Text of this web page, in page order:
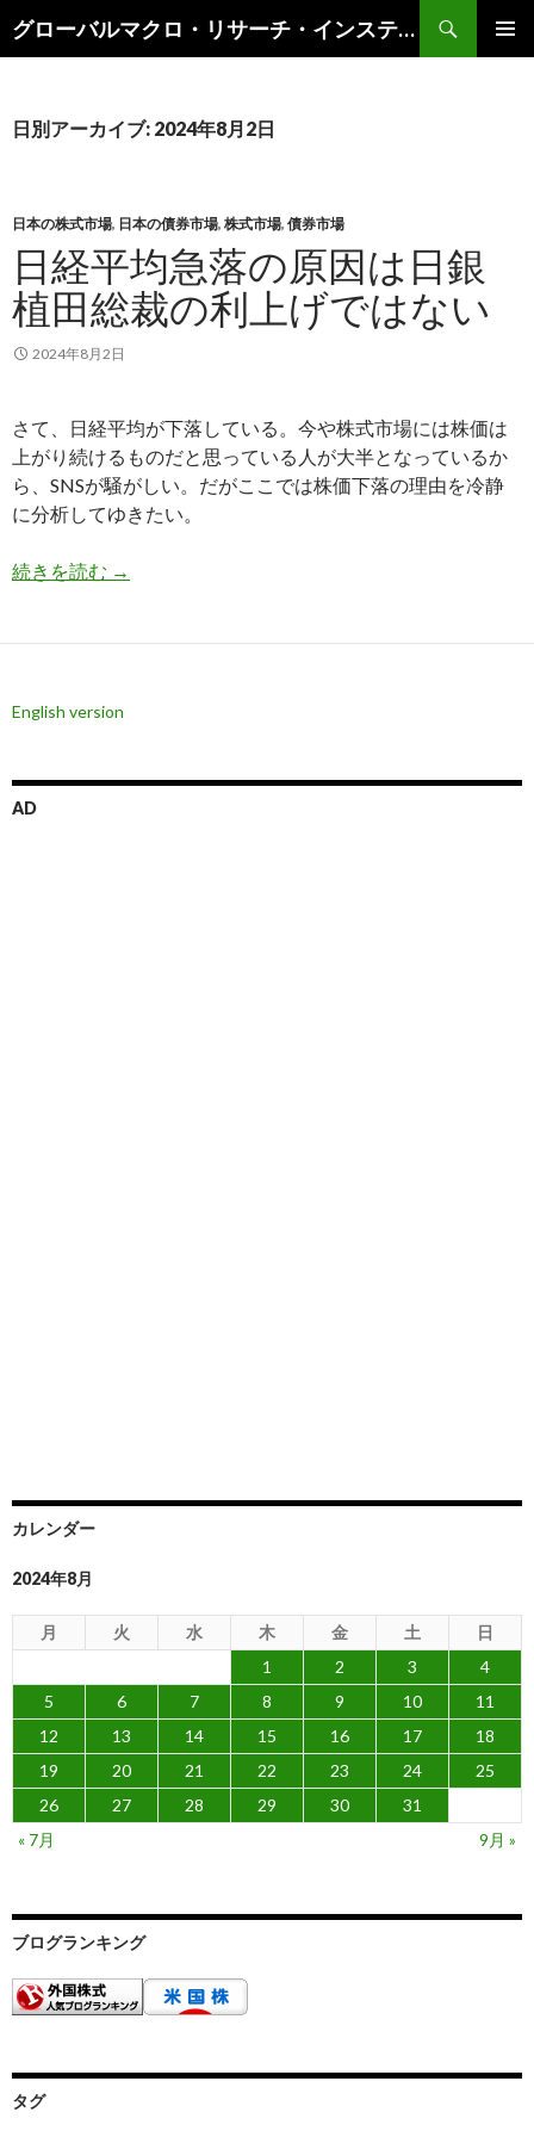
グローバルマクロ・リサーチ・インスティテュート
索
ン
キ
ッ
プ
日別アーカイブ: 2024年8月2日
日本の株式市場, 日本の債券市場, 株式市場, 債券市場
日経平均急落の原因は日銀
植田総裁の利上げではない
2024年8月2日
さて、日経平均が下落している。今や株式市場には株価は
上がり続けるものだと思っている人が大半となっているか
ら、SNSが騒がしい。だがここでは株価下落の理由を冷静
に分析してゆきたい。
続きを読む 日経平均急落の原因は日銀植田総裁の利上げでは
→
English version
AD
カレンダー
2024年8月
月 火 水 木 金 土
日
1
2 3
4
5
6 7 8 9 10
11
12
13 14 15 16 17
18
19
20 21 22 23 24
25
26
27 28 29 30
31
« 7月
9月 »
ブログランキング
タグ